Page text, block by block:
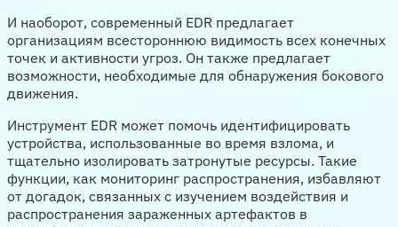
И наоборот, современный EDR предлагает
организациям всестороннюю видимость всех конечных
точек и активности угроз. Он также предлагает
возможности, необходимые для обнаружения бокового
движения.
Инструмент EDR может помочь идентифицировать
устройства, использованные во время взлома, и
тщательно изолировать затронутые ресурсы. Такие
функции, как мониторинг распространения, избавляют
от догадок, связанных с изучением воздействия и
распространения зараженных артефактов в